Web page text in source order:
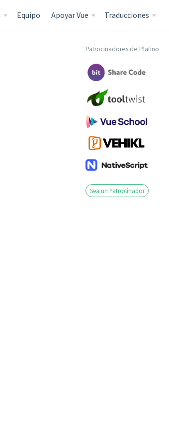
Equipo Apoyar Vue Traducciones
Patrocinadores de Platino
Sea un Patrocinador
styles/css/